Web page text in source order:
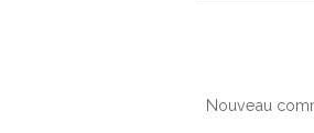
Nouveau